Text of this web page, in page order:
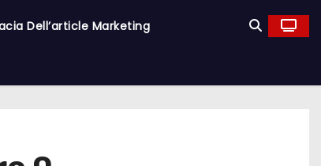
Dell’article Marketing